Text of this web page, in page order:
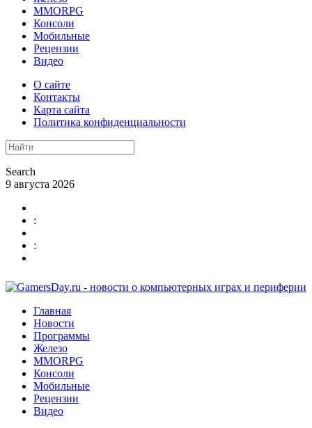
MMORPG
Консоли
Мобильные
Рецензии
Видео
О сайте
Контакты
Карта сайта
Политика конфиденциальности
Search
9 августа 2026
:
:
Главная
Новости
Программы
Железо
MMORPG
Консоли
Мобильные
Рецензии
Видео